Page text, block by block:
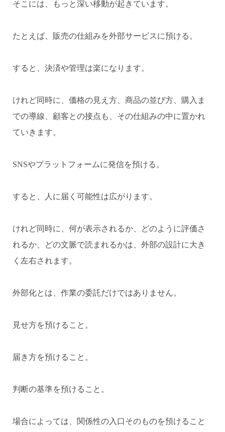
そこには、もっと深い移動が起きています。
たとえば、販売の仕組みを外部サービスに預ける。
すると、決済や管理は楽になります。
けれど同時に、価格の見え方、商品の並び方、購入ま
での導線、顧客との接点も、その仕組みの中に置かれ
ていきます。
SNSやプラットフォームに発信を預ける。
すると、人に届く可能性は広がります。
けれど同時に、何が表示されるか、どのように評価さ
れるか、どの文脈で読まれるかは、外部の設計に大き
く左右されます。
外部化とは、作業の委託だけではありません。
見せ方を預けること。
届き方を預けること。
判断の基準を預けること。
場合によっては、関係性の入口そのものを預けること